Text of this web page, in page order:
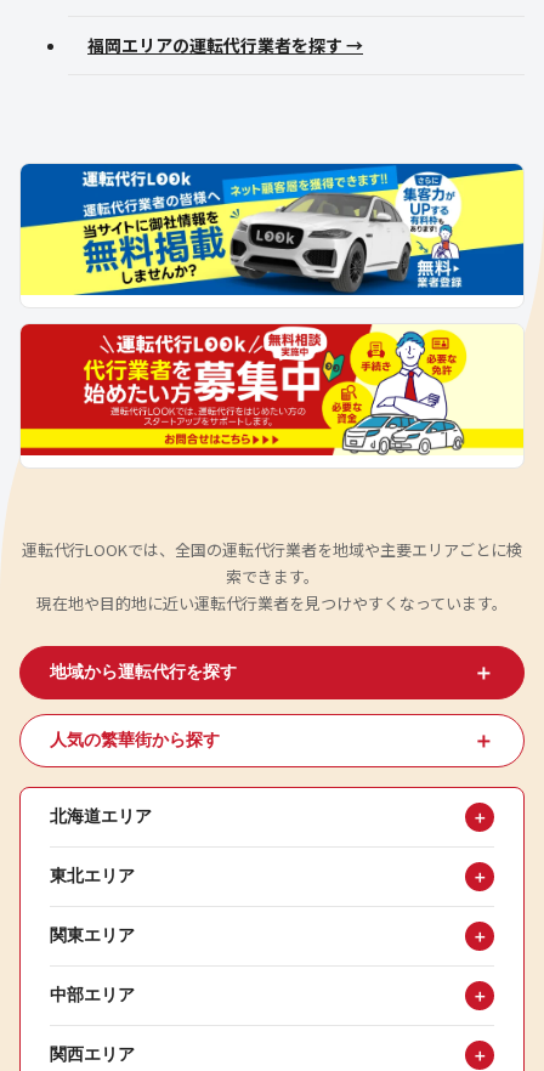
福岡エリアの運転代行業者を探す →
運転代行LOOKでは、全国の運転代行業者を地域や主要エリアごとに検
索できます。
現在地や目的地に近い運転代行業者を見つけやすくなっています。
地域から運転代行を探す ＋
人気の繁華街から探す ＋
北海道エリア ＋
東北エリア ＋
関東エリア ＋
中部エリア ＋
関西エリア ＋